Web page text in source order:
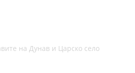
на Дунав и Царско село